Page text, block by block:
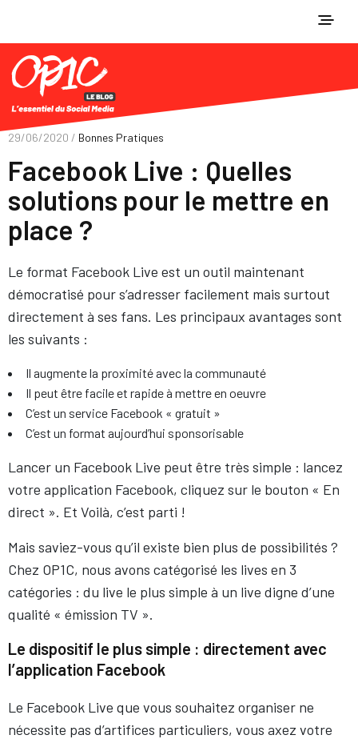
29/06/2020 / Bonnes Pratiques
Facebook Live : Quelles
solutions pour le mettre en
place ?
Le format Facebook Live est un outil maintenant
démocratisé pour s’adresser facilement mais surtout
directement à ses fans. Les principaux avantages sont
les suivants :
Il augmente la proximité avec la communauté
Il peut être facile et rapide à mettre en oeuvre
C’est un service Facebook « gratuit »
C’est un format aujourd’hui sponsorisable
Lancer un Facebook Live peut être très simple : lancez
votre application Facebook, cliquez sur le bouton « En
direct ». Et Voilà, c’est parti !
Mais saviez-vous qu’il existe bien plus de possibilités ?
Chez OP1C, nous avons catégorisé les lives en 3
catégories : du live le plus simple à un live digne d’une
qualité « émission TV ».
Le dispositif le plus simple : directement avec
l’application Facebook
Le Facebook Live que vous souhaitez organiser ne
nécessite pas d’artifices particuliers, vous axez votre